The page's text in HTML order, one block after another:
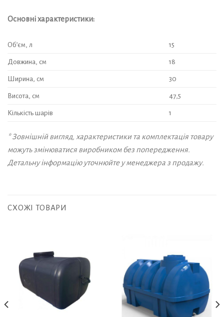
Основні характеристики:
Об’єм, л 15
Довжина, см 18
Ширина, см 30
Висота, см 47,5
Кількість шарів 1
* Зовнішній вигляд, характеристики та комплектація товару
можуть змінюватися виробником без попередження.
Детальну інформацію уточнюйте у менеджера з продажу.
СХОЖІ ТОВАРИ